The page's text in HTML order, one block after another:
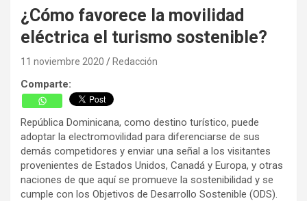
¿Cómo favorece la movilidad
eléctrica el turismo sostenible?
11 noviembre 2020 Redacción
Comparte:
República Dominicana, como destino turístico, puede
adoptar la electromovilidad para diferenciarse de sus
demás competidores y enviar una señal a los visitantes
provenientes de Estados Unidos, Canadá y Europa, y otras
naciones de que aquí se promueve la sostenibilidad y se
cumple con los Objetivos de Desarrollo Sostenible (ODS).